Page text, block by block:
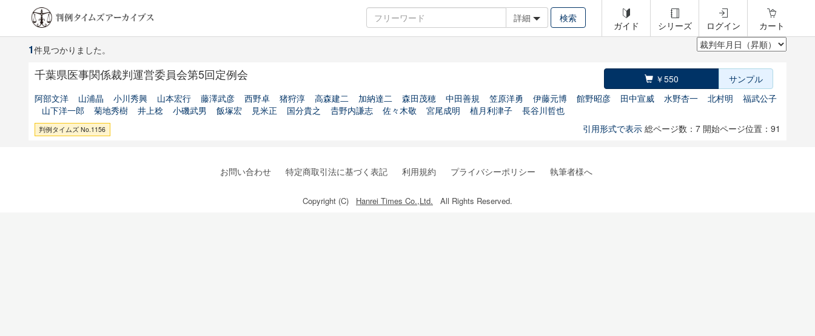
詳細
ガイド シリーズ ログイン カート
1件見つかりました。
千葉県医事関係裁判運営委員会第5回定例会 ￥550
サンプル
阿部文洋
山浦晶 小川秀興 山本宏行 藤澤武彦 西野卓 猪狩淳 高森建二 加納達二 森田茂穂 中田善規 笠原洋勇 伊藤元博 館野昭彦 田中宣威 水野杏一 北村明
福武公子
山下洋一郎
菊地秀樹 井上稔 小磯武男 飯塚宏 見米正 国分貴之 𠮷野内謙志 佐々木敬 宮尾成明 植月利津子 長谷川哲也
判例タイムズ No.1156 引用形式で表示 総ページ数：7 開始ページ位置：91
お問い合わせ 特定商取引法に基づく表記 利用規約 プライバシーポリシー 執筆者様へ
Copyright (C) Hanrei Times Co.,Ltd. All Rights Reserved.